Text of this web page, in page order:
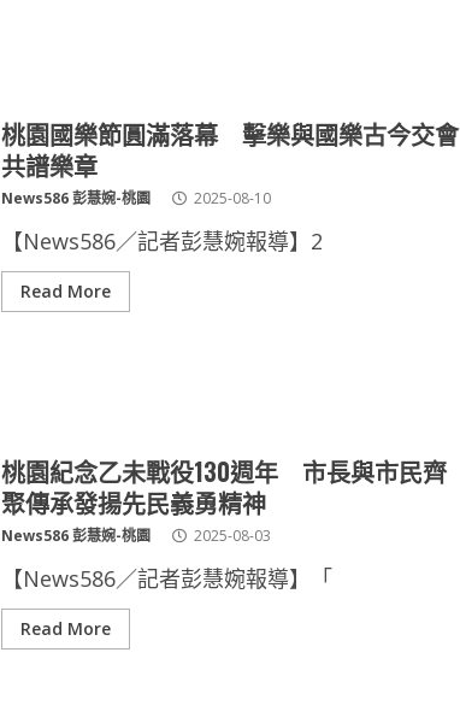
桃園國樂節圓滿落幕 擊樂與國樂古今交會
共譜樂章
News586 彭慧婉-桃園 2025-08-10
【News586／記者彭慧婉報導】2
Read More
桃園紀念乙未戰役130週年 市長與市民齊
聚傳承發揚先民義勇精神
News586 彭慧婉-桃園 2025-08-03
【News586／記者彭慧婉報導】「
Read More